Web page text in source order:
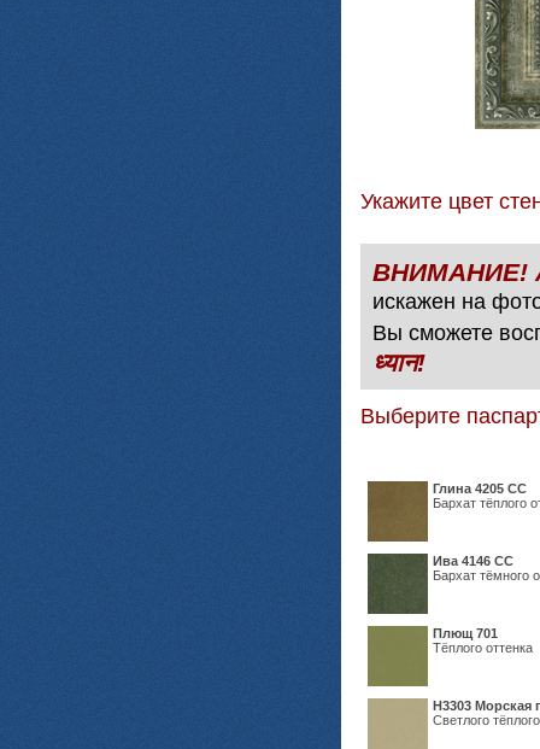
Укажите цвет
искажен на
Вы сможете
ध्यान!
Выберите
Глина 4205 СС
Бархат тёплого
Ива 4146 СС
Бархат тёмного
Плющ 701
Тёплого оттенка
H3303 Морская
Светлого